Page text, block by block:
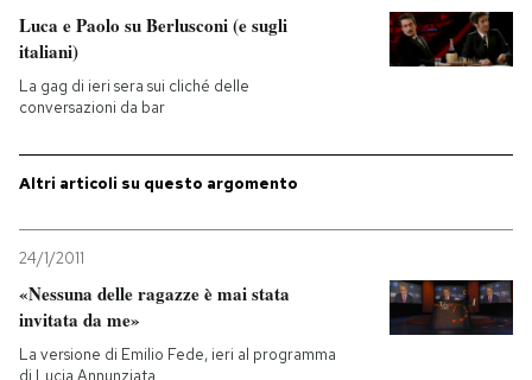
Sport
Mondiali calcio 2026
I MIEI PREFERITI
SHOP
Luca e Paolo su Berlusconi (e sugli
italiani)
La gag di ieri sera sui cliché delle
conversazioni da bar
Altri articoli su questo argomento
24/1/2011
«Nessuna delle ragazze è mai stata
invitata da me»
La versione di Emilio Fede, ieri al programma
di Lucia Annunziata